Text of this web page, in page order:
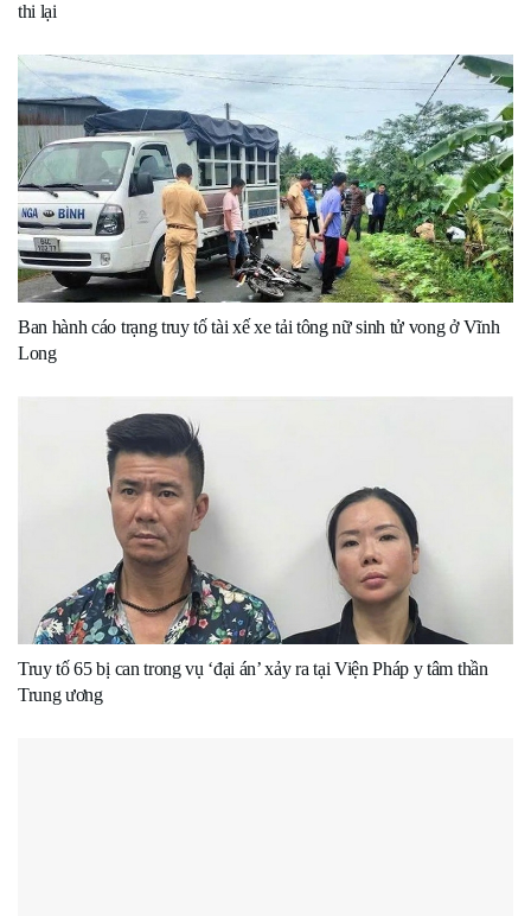
thi lại
Ban hành cáo trạng truy tố tài xế xe tải tông nữ sinh tử vong ở Vĩnh
Long
Truy tố 65 bị can trong vụ ‘đại án’ xảy ra tại Viện Pháp y tâm thần
Trung ương